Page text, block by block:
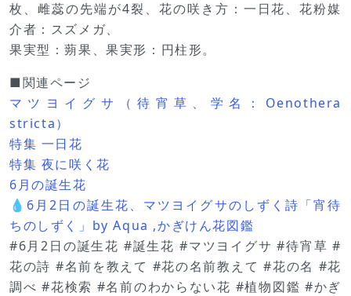
枚、雌蕊の先端が4裂、花の咲き方：一日花、花粉媒
介者：スズメガ、
果実型：蒴果、果実形：円柱形。
■関連ページ
マツヨイグサ（待宵草、学名：Oenothera
stricta）
特集 一日花
特集 夜に咲く花
6月の誕生花
💧6月2日の誕生花、マツヨイグサのしずく詩「宵待
ちのしずく」by Aqua ,かぎけん花図鑑
#6月2日の誕生花 #誕生花 #マツヨイグサ #待宵草 #
花の詩 #名前を教えて #花の名前教えて #花の名 #花
調べ #花検索 #名前のわからない花 #植物図鑑 #かぎ